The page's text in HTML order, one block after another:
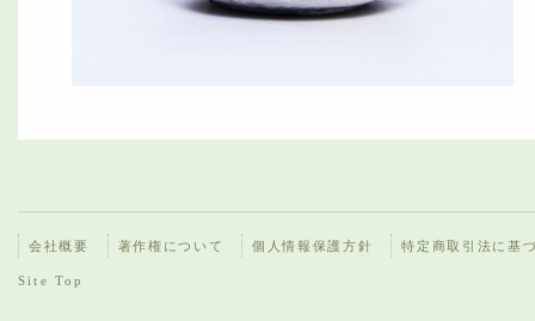
会社概要 著作権について 個人情報保護方針 特定商取引法に基
Site Top